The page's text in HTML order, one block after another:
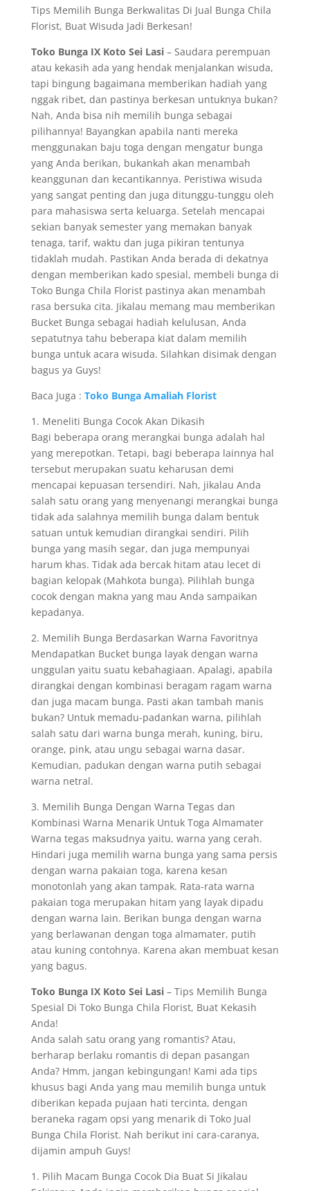
Tips Memilih Bunga Berkwalitas Di Jual Bunga Chila
Florist, Buat Wisuda Jadi Berkesan!
Toko Bunga IX Koto Sei Lasi– Saudara perempuan
atau kekasih ada yang hendak menjalankan wisuda,
tapi bingung bagaimana memberikan hadiah yang
nggak ribet, dan pastinya berkesan untuknya bukan?
Nah, Anda bisa nih memilih bunga sebagai
pilihannya! Bayangkan apabila nanti mereka
menggunakan baju toga dengan mengatur bunga
yang Anda berikan, bukankah akan menambah
keanggunan dan kecantikannya. Peristiwa wisuda
yang sangat penting dan juga ditunggu-tunggu oleh
para mahasiswa serta keluarga. Setelah mencapai
sekian banyak semester yang memakan banyak
tenaga, tarif, waktu dan juga pikiran tentunya
tidaklah mudah. Pastikan Anda berada di dekatnya
dengan memberikan kado spesial, membeli bunga di
Toko Bunga Chila Florist pastinya akan menambah
rasa bersuka cita. Jikalau memang mau memberikan
Bucket Bunga sebagai hadiah kelulusan, Anda
sepatutnya tahu beberapa kiat dalam memilih
bunga untuk acara wisuda. Silahkan disimak dengan
bagus ya Guys!
Baca Juga : Toko Bunga Amaliah Florist
1. Meneliti Bunga Cocok Akan Dikasih
Bagi beberapa orang merangkai bunga adalah hal
yang merepotkan. Tetapi, bagi beberapa lainnya hal
tersebut merupakan suatu keharusan demi
mencapai kepuasan tersendiri. Nah, jikalau Anda
salah satu orang yang menyenangi merangkai bunga
tidak ada salahnya memilih bunga dalam bentuk
satuan untuk kemudian dirangkai sendiri. Pilih
bunga yang masih segar, dan juga mempunyai
harum khas. Tidak ada bercak hitam atau lecet di
bagian kelopak (Mahkota bunga). Pilihlah bunga
cocok dengan makna yang mau Anda sampaikan
kepadanya.
2. Memilih Bunga Berdasarkan Warna Favoritnya
Mendapatkan Bucket bunga layak dengan warna
unggulan yaitu suatu kebahagiaan. Apalagi, apabila
dirangkai dengan kombinasi beragam ragam warna
dan juga macam bunga. Pasti akan tambah manis
bukan? Untuk memadu-padankan warna, pilihlah
salah satu dari warna bunga merah, kuning, biru,
orange, pink, atau ungu sebagai warna dasar.
Kemudian, padukan dengan warna putih sebagai
warna netral.
3. Memilih Bunga Dengan Warna Tegas dan
Kombinasi Warna Menarik Untuk Toga Almamater
Warna tegas maksudnya yaitu, warna yang cerah.
Hindari juga memilih warna bunga yang sama persis
dengan warna pakaian toga, karena kesan
monotonlah yang akan tampak. Rata-rata warna
pakaian toga merupakan hitam yang layak dipadu
dengan warna lain. Berikan bunga dengan warna
yang berlawanan dengan toga almamater, putih
atau kuning contohnya. Karena akan membuat kesan
yang bagus.
Toko Bunga IX Koto Sei Lasi– Tips Memilih Bunga
Spesial Di Toko Bunga Chila Florist, Buat Kekasih
Anda!
Anda salah satu orang yang romantis? Atau,
berharap berlaku romantis di depan pasangan
Anda? Hmm, jangan kebingungan! Kami ada tips
khusus bagi Anda yang mau memilih bunga untuk
diberikan kepada pujaan hati tercinta, dengan
beraneka ragam opsi yang menarik di Toko Jual
Bunga Chila Florist. Nah berikut ini cara-caranya,
dijamin ampuh Guys!
1. Pilih Macam Bunga Cocok Dia Buat Si Jikalau